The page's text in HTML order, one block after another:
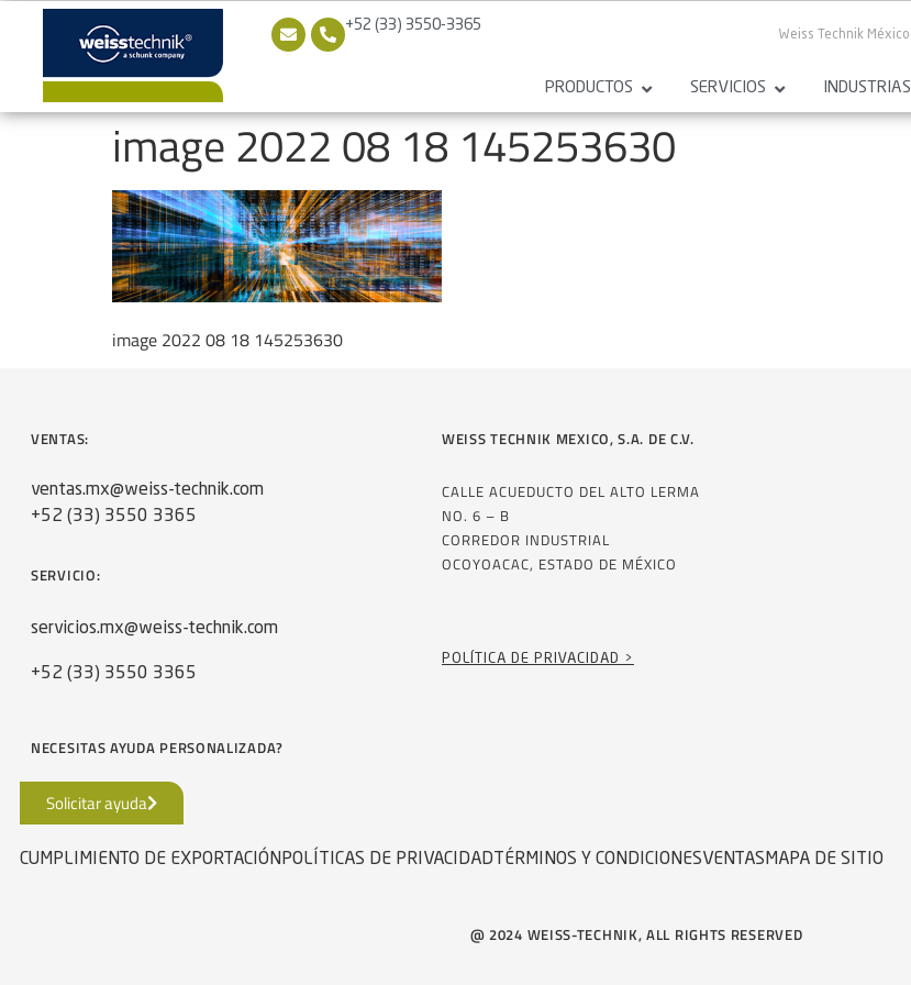
+52 (33) 3550-3365
Weiss Technik México
PRODUCTOS SERVICIOS INDUSTRIAS
image 2022 08 18 145253630
image 2022 08 18 145253630
VENTAS:
ventas.mx@weiss-technik.com
+52 (33) 3550 3365
SERVICIO:
servicios.mx@weiss-technik.com
+52 (33) 3550 3365
NECESITAS AYUDA PERSONALIZADA?
WEISS TECHNIK MEXICO, S.A. DE C.V.
CALLE ACUEDUCTO DEL ALTO LERMA
NO. 6 – B
CORREDOR INDUSTRIAL
OCOYOACAC, ESTADO DE MÉXICO
POLÍTICA DE PRIVACIDAD >
Solicitar ayuda
CUMPLIMIENTO DE EXPORTACIÓN POLÍTICAS DE PRIVACIDAD TÉRMINOS Y CONDICIONESVENTAS MAPA DE SITIO
@ 2024 WEISS-TECHNIK, ALL RIGHTS RESERVED